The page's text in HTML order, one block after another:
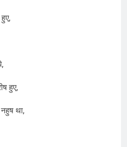
हुए,
था,